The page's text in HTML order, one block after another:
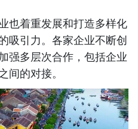
也着重发展和打造多样化
吸引力。各家企业不断创
强多层次合作，包括企业
间的对接。